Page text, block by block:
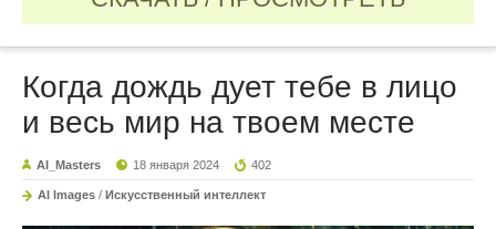
Когда дождь дует тебе в лицо
и весь мир на твоем месте
AI_Masters 18 января 2024 402
AI Images / Искусственный интеллект